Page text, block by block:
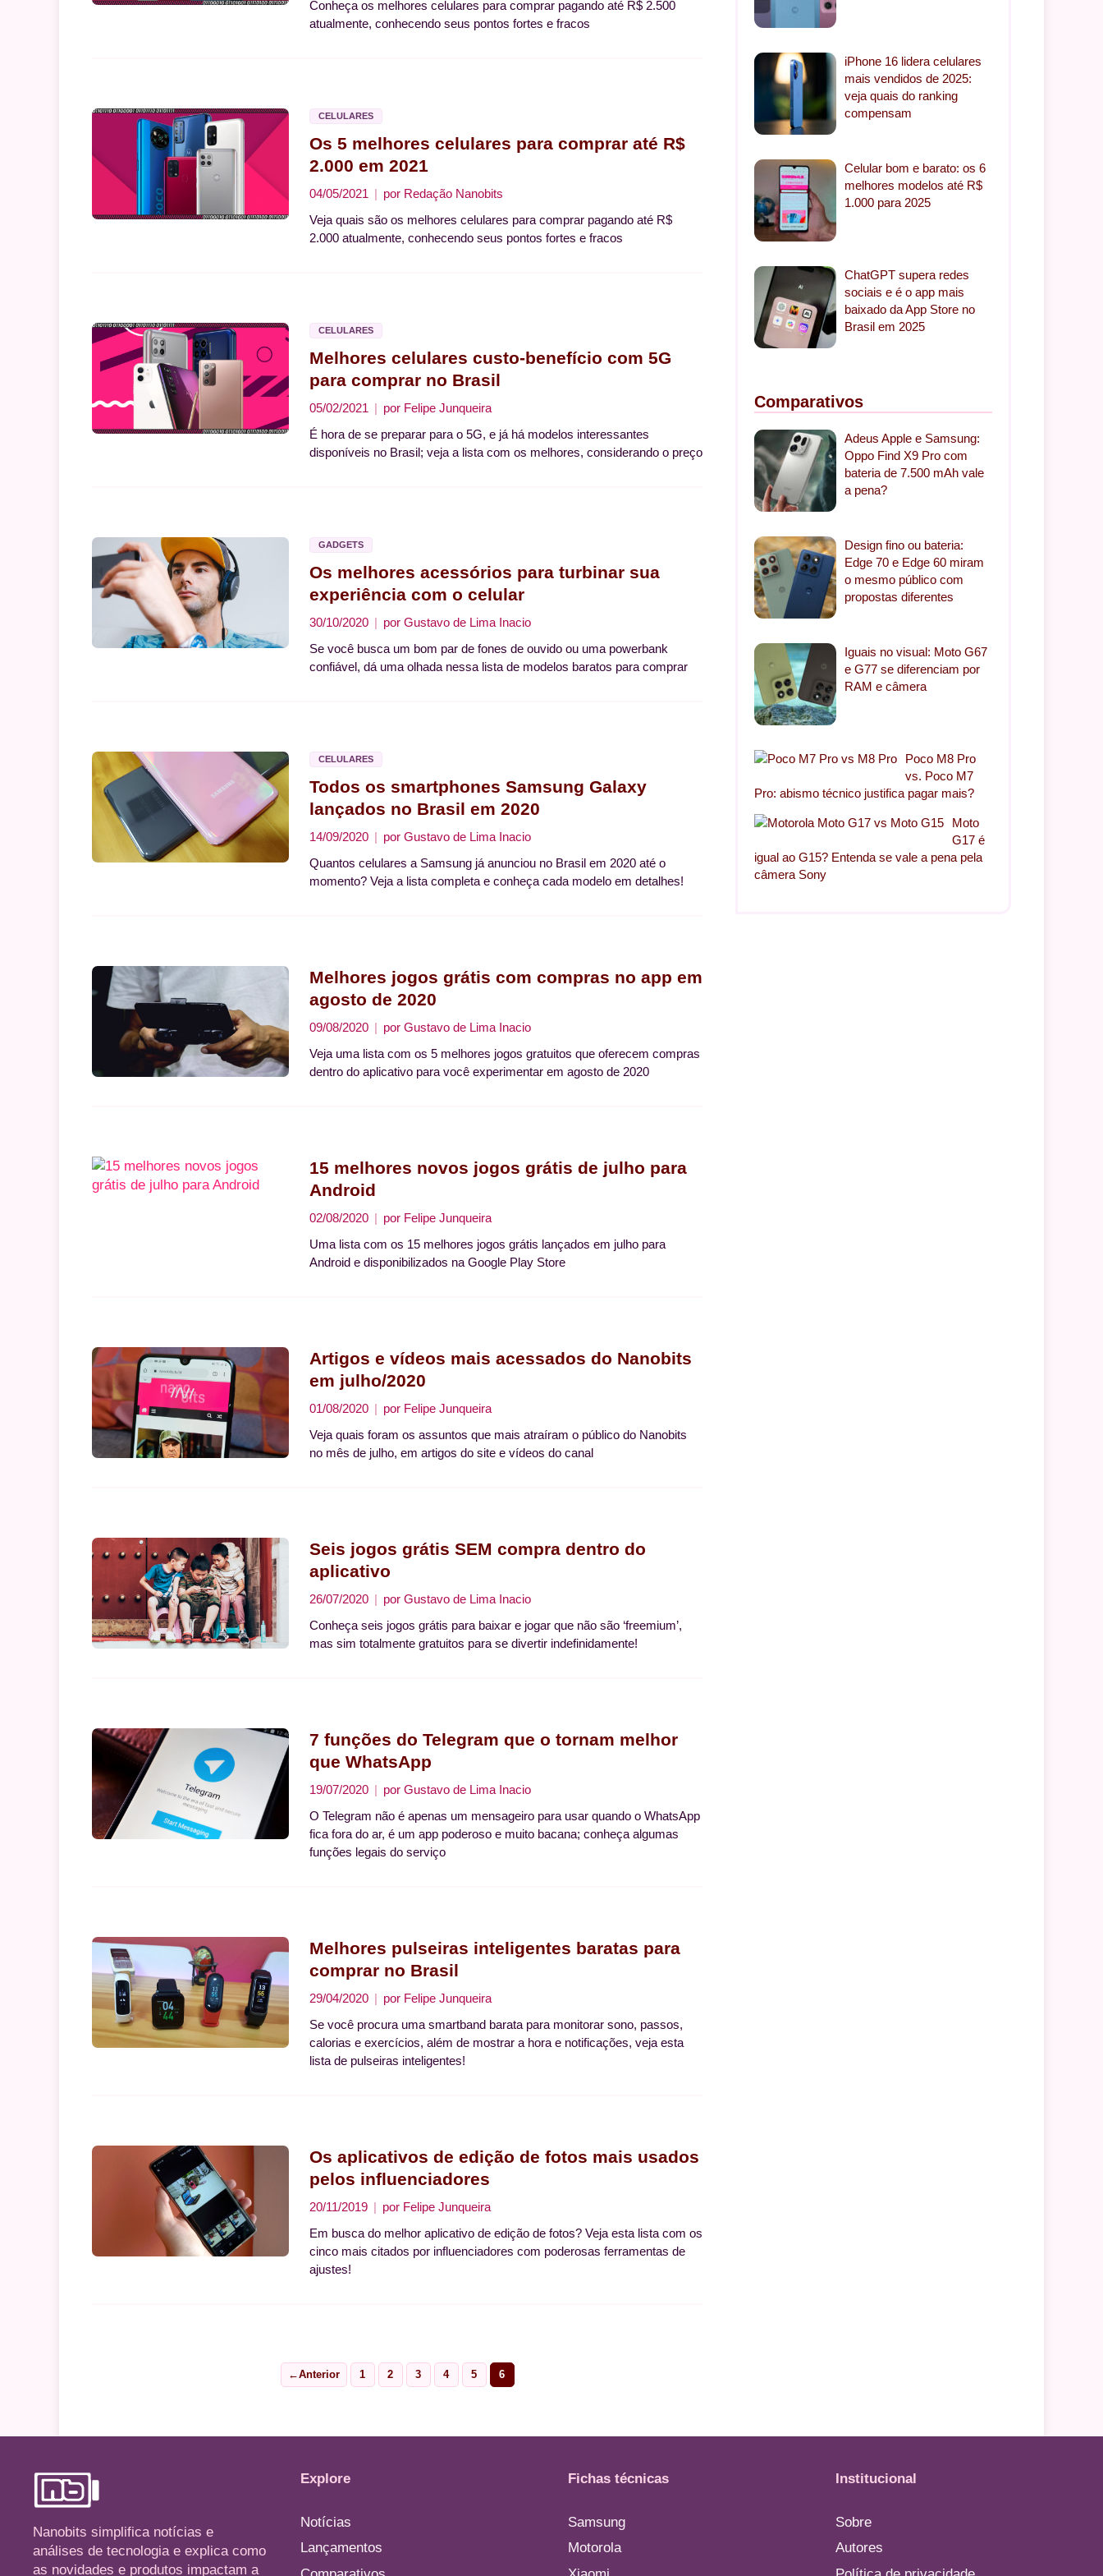
Conheça os melhores celulares para comprar pagando até R$ 2.500
atualmente, conhecendo seus pontos fortes e fracos
CELULARES
Os 5 melhores celulares para comprar até R$
2.000 em 2021
04/05/2021 por Redação Nanobits
Veja quais são os melhores celulares para comprar pagando até R$
2.000 atualmente, conhecendo seus pontos fortes e fracos
CELULARES
Melhores celulares custo-benefício com 5G
para comprar no Brasil
05/02/2021 por Felipe Junqueira
É hora de se preparar para o 5G, e já há modelos interessantes
disponíveis no Brasil; veja a lista com os melhores, considerando o preço
GADGETS
Os melhores acessórios para turbinar sua
experiência com o celular
30/10/2020 por Gustavo de Lima Inacio
Se você busca um bom par de fones de ouvido ou uma powerbank
confiável, dá uma olhada nessa lista de modelos baratos para comprar
CELULARES
Todos os smartphones Samsung Galaxy
lançados no Brasil em 2020
14/09/2020 por Gustavo de Lima Inacio
Quantos celulares a Samsung já anunciou no Brasil em 2020 até o
momento? Veja a lista completa e conheça cada modelo em detalhes!
Melhores jogos grátis com compras no app em
agosto de 2020
09/08/2020 por Gustavo de Lima Inacio
Veja uma lista com os 5 melhores jogos gratuitos que oferecem compras
dentro do aplicativo para você experimentar em agosto de 2020
15 melhores novos jogos grátis de julho para
Android
02/08/2020 por Felipe Junqueira
Uma lista com os 15 melhores jogos grátis lançados em julho para
Android e disponibilizados na Google Play Store
Artigos e vídeos mais acessados do Nanobits
em julho/2020
01/08/2020 por Felipe Junqueira
Veja quais foram os assuntos que mais atraíram o público do Nanobits
no mês de julho, em artigos do site e vídeos do canal
Seis jogos grátis SEM compra dentro do
aplicativo
26/07/2020 por Gustavo de Lima Inacio
Conheça seis jogos grátis para baixar e jogar que não são ‘freemium’,
mas sim totalmente gratuitos para se divertir indefinidamente!
7 funções do Telegram que o tornam melhor
que WhatsApp
19/07/2020 por Gustavo de Lima Inacio
O Telegram não é apenas um mensageiro para usar quando o WhatsApp
fica fora do ar, é um app poderoso e muito bacana; conheça algumas
funções legais do serviço
Melhores pulseiras inteligentes baratas para
comprar no Brasil
29/04/2020 por Felipe Junqueira
Se você procura uma smartband barata para monitorar sono, passos,
calorias e exercícios, além de mostrar a hora e notificações, veja esta
lista de pulseiras inteligentes!
Os aplicativos de edição de fotos mais usados
pelos influenciadores
20/11/2019 por Felipe Junqueira
Em busca do melhor aplicativo de edição de fotos? Veja esta lista com os
cinco mais citados por influenciadores com poderosas ferramentas de
ajustes!
←Anterior
Page
1
Page
2
Page
3
Page
4
Page
5
Page
6
iPhone 16 lidera celulares
mais vendidos de 2025:
veja quais do ranking
compensam
Celular bom e barato: os 6
melhores modelos até R$
1.000 para 2025
ChatGPT supera redes
sociais e é o app mais
baixado da App Store no
Brasil em 2025
Comparativos
Adeus Apple e Samsung:
Oppo Find X9 Pro com
bateria de 7.500 mAh vale
a pena?
Design fino ou bateria:
Edge 70 e Edge 60 miram
o mesmo público com
propostas diferentes
Iguais no visual: Moto G67
e G77 se diferenciam por
RAM e câmera
Poco M8 Pro
vs. Poco M7
Pro: abismo técnico justifica pagar mais?
Moto
G17 é
igual ao G15? Entenda se vale a pena pela
câmera Sony
Nanobits simplifica notícias e
análises de tecnologia e explica como
as novidades e produtos impactam a
Explore
Notícias
Lançamentos
Fichas técnicas
Samsung
Motorola
Institucional
Sobre
Autores